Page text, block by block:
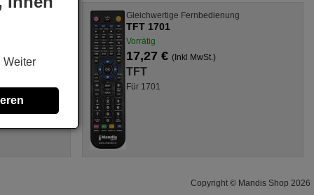
Gleichwertige Fernbedienung
TFT 1701
Vorrätig
17,27 € (Inkl MwSt.)
TFT
Für 1701
Copyright © Mandis Shop 2026
Weiter